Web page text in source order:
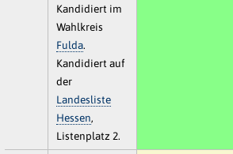
Kandidiert im
Wahlkreis
Fulda.
Kandidiert auf
der
Landesliste
Hessen,
Listenplatz 2.